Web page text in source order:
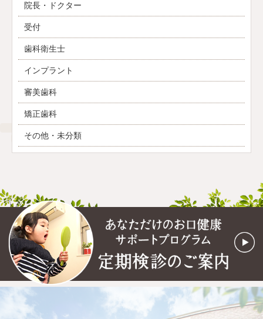
院長・ドクター
受付
歯科衛生士
インプラント
審美歯科
矯正歯科
その他・未分類